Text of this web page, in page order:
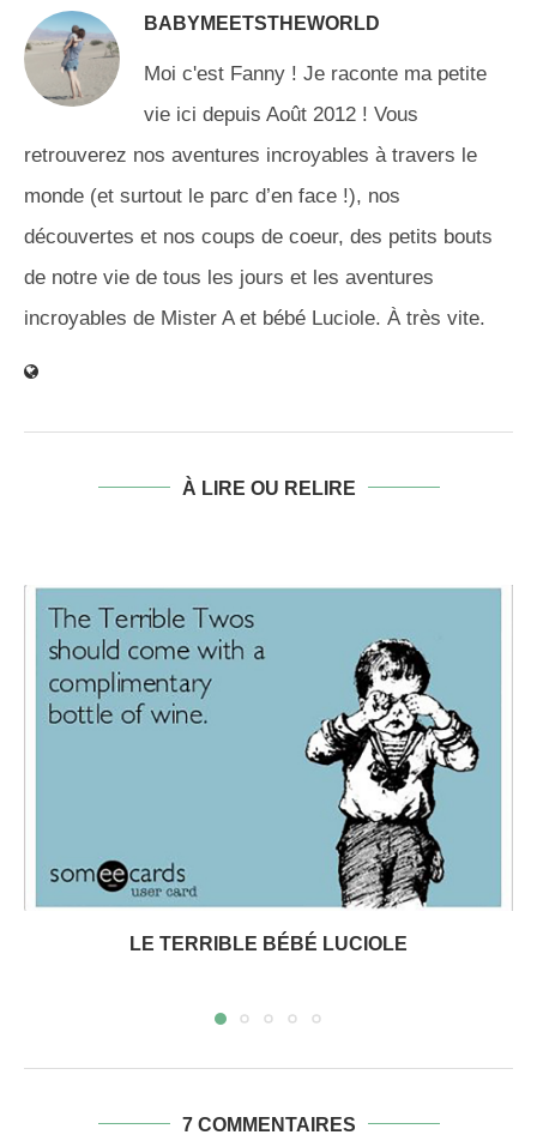
BABYMEETSTHEWORLD
Moi c'est Fanny ! Je raconte ma petite
vie ici depuis Août 2012 ! Vous
retrouverez nos aventures incroyables à travers le
monde (et surtout le parc d’en face !), nos
découvertes et nos coups de coeur, des petits bouts
de notre vie de tous les jours et les aventures
incroyables de Mister A et bébé Luciole. À très vite.
À LIRE OU RELIRE
LE TERRIBLE BÉBÉ LUCIOLE
7 COMMENTAIRES